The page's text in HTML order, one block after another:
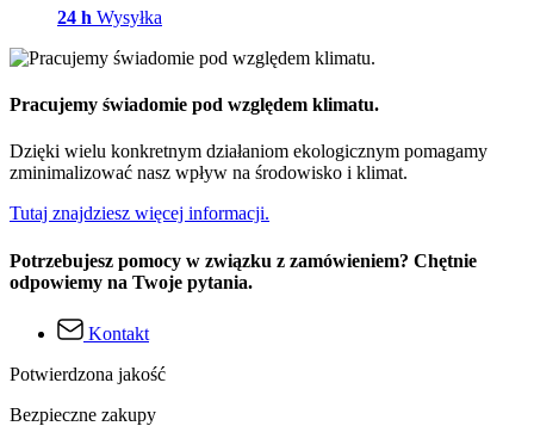
24 h Wysyłka
Pracujemy świadomie pod względem klimatu.
Dzięki wielu konkretnym działaniom ekologicznym pomagamy
zminimalizować nasz wpływ na środowisko i klimat.
Tutaj znajdziesz więcej informacji.
Potrzebujesz pomocy w związku z zamówieniem? Chętnie
odpowiemy na Twoje pytania.
Kontakt
Potwierdzona jakość
Bezpieczne zakupy